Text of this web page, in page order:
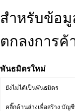
สำหรับข้อ
ตกลงการค้
พันธมิตรใหม่
ยังไม่ได้เป็นพันธมิตร
คลิ๊กด้านล่างเพื่อสร้าง บัญ